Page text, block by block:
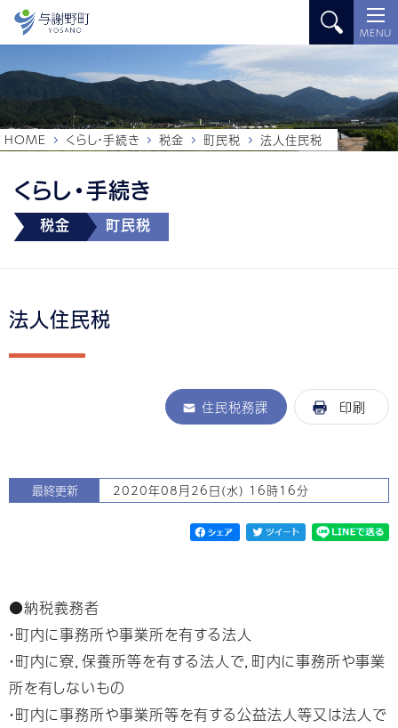
MENU
くらし・手続き
税金 町民税
HOME くらし・手続き 税金 町民税 法人住民税
法人住民税
住民税務課 印刷
最終更新 2020年08月26日(水) 16時16分
●納税義務者
・町内に事務所や事業所を有する法人
・町内に寮，保養所等を有する法人で，町内に事務所や事業
所を有しないもの
・町内に事務所や事業所等を有する公益法人等又は法人で